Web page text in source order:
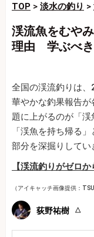
TOP > 淡水の釣り >
渓流魚をむや
理由 学ぶべき
全国の渓流釣りは、
華やかな釣果報告
題に上がるのが「
「渓魚を持ち帰る
部分を深掘りしてい
【渓流釣りがゼロ
（アイキャッチ画像提供：
荻野祐樹